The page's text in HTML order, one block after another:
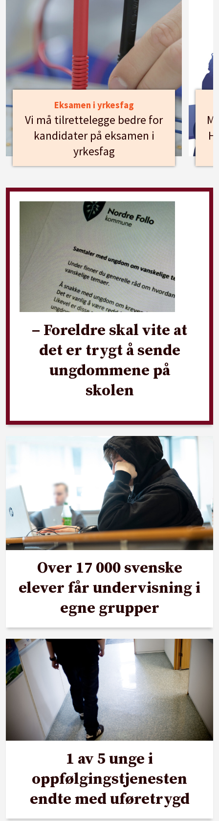
Eksamen i yrkesfag
Vi må tilrettelegge bedre for
kandidater på eksamen i
yrkesfag
– Foreldre skal vite at
det er trygt å sende
ungdommene på
skolen
Over 17 000 svenske
elever får undervisning i
egne grupper
1 av 5 unge i
oppfølgingstjenesten
endte med uføretrygd